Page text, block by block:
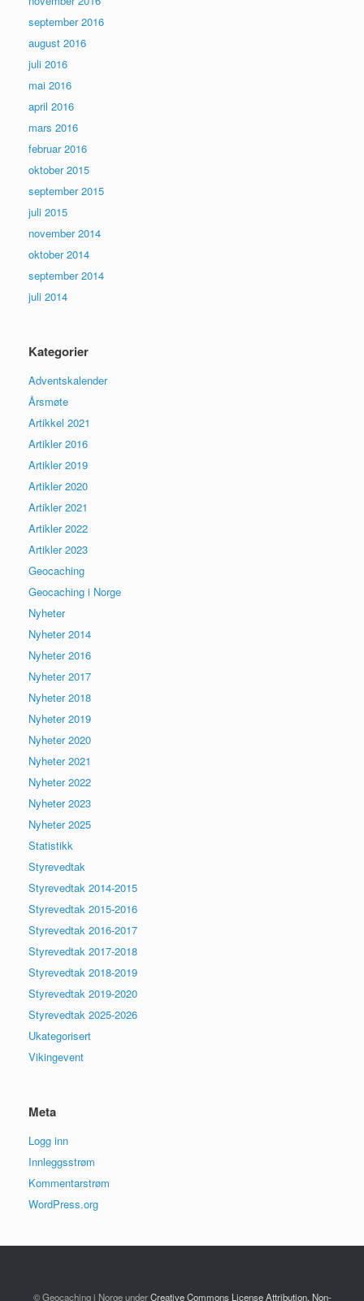
september 2016
august 2016
juli 2016
mai 2016
april 2016
mars 2016
februar 2016
oktober 2015
september 2015
juli 2015
november 2014
oktober 2014
september 2014
juli 2014
Kategorier
Adventskalender
Årsmøte
Artikkel 2021
Artikler 2016
Artikler 2019
Artikler 2020
Artikler 2021
Artikler 2022
Artikler 2023
Geocaching
Geocaching i Norge
Nyheter
Nyheter 2014
Nyheter 2016
Nyheter 2017
Nyheter 2018
Nyheter 2019
Nyheter 2020
Nyheter 2021
Nyheter 2022
Nyheter 2023
Nyheter 2025
Statistikk
Styrevedtak
Styrevedtak 2014-2015
Styrevedtak 2015-2016
Styrevedtak 2016-2017
Styrevedtak 2017-2018
Styrevedtak 2018-2019
Styrevedtak 2019-2020
Styrevedtak 2025-2026
Ukategorisert
Vikingevent
Meta
Logg inn
Innleggsstrøm
Kommentarstrøm
WordPress.org
© Geocaching i Norge underCreative Commons License Attribution, Non-